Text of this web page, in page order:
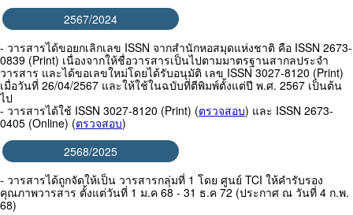
2567/2024
- วารสารได้ขอยกเลิกเลข ISSN จากสำนักหอสมุดแห่งชาติ คือ ISSN 2673-
0839 (Print) เนื่องจากให้ชื่อวารสารเป็นไปตามมาตรฐานสากลประจำ
วารสาร และได้ขอเลขใหม่โดยได้รับอนุมัติ เลข ISSN 3027-8120 (Print)
เมื่อวันที่ 26/04/2567 และให้ใช้ในฉบับที่ตีพิมพ์ตั้งแต่ปี พ.ศ. 2567 เป็นต้น
ไป
- วารสารได้ใช้ ISSN 3027-8120 (Print) (ตรวจสอบ) และ ISSN 2673-
0405 (Online) (ตรวจสอบ)
2568/2025
- วารสารได้ถูกจัดให้เป็น วารสารกลุ่มที่ 1 โดย ศูนย์ TCI ให้คำรับรอง
คุณภาพวารสาร ตั้งแต่วันที่ 1 ม.ค 68 - 31 ธ.ค 72 (ประกาศ ณ วันที่ 4 ก.พ.
68)